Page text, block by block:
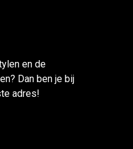
en de
Dan ben je bij
adres!